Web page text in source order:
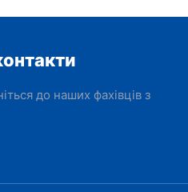
до наших фахівців з